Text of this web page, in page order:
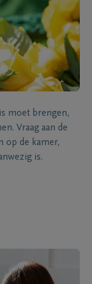
moet brengen,
Vraag aan de
op de kamer,
is.